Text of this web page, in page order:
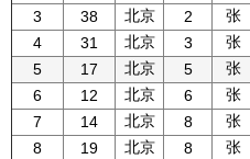
3
38 北京 2 张
4
31 北京 3 张
5
17 北京 5 张
6
12 北京 6 张
7
14 北京 8 张
8
19 北京 8 张